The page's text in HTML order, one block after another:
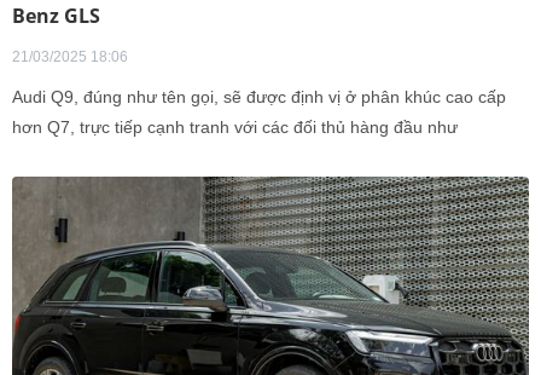
Benz GLS
21/03/2025 18:06
Audi Q9, đúng như tên gọi, sẽ được định vị ở phân khúc cao cấp
hơn Q7, trực tiếp cạnh tranh với các đối thủ hàng đầu như